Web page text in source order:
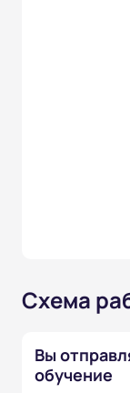
Схема
Вы
обучение